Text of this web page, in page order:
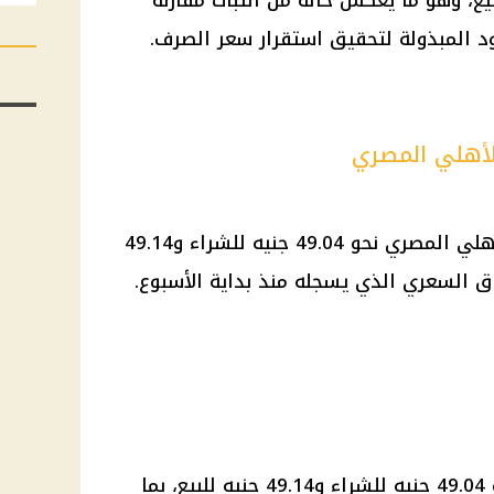
المبذولة لتحقيق استقرار سعر الصرف.
المصري
بلغ سعر الدولار اليوم في البنك الأهلي المصري نحو 49.04 جنيه للشراء و49.14
السعري الذي يسجله منذ بداية الأسبوع.
سجل سعر الدولار في بنك مصر نحو 49.04 جنيه للشراء و49.14 جنيه للبيع، بما